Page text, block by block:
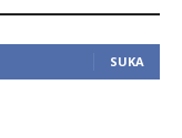
SUKA